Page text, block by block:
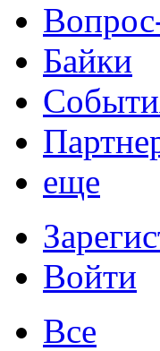
Байки
еще
Войти
Все